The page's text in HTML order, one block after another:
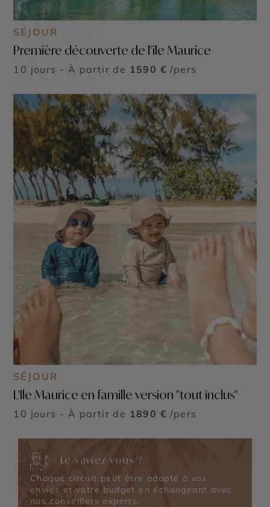
SÉJOUR
Première découverte de l'île Maurice
10 jours - À partir de 1590 € /pers
SÉJOUR
L'Ile Maurice en famille version "tout inclus"
10 jours - À partir de 1890 € /pers
Le saviez-vous ?
Chaque circuit peut être adapté à vos
envies et votre budget en échangeant avec
nos conseillers experts.